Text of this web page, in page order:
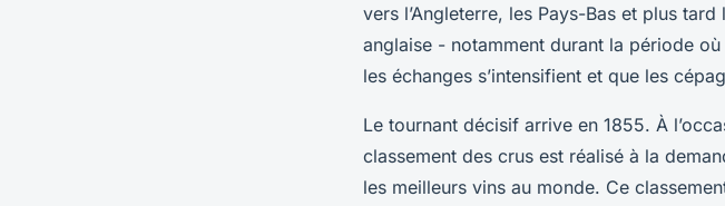
vers l’Angleterre, les Pays-Bas et plus tard
anglaise - notamment durant la période
les échanges s’intensifient et que les
Le tournant décisif arrive en 1855. À
classement des crus est réalisé à la
les meilleurs vins au monde. Ce